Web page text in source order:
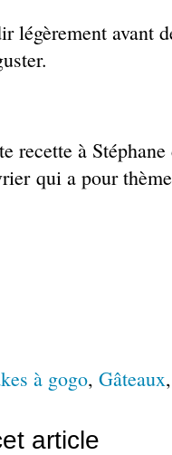
légèrement avant
recette à
qui a pour
à gogo, Gâteaux,
article